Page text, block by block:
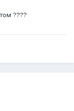
????